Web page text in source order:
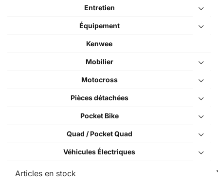
Entretien
Équipement
Kenwee
Mobilier
Motocross
Pièces détachées
Pocket Bike
Quad / Pocket Quad
Véhicules Électriques